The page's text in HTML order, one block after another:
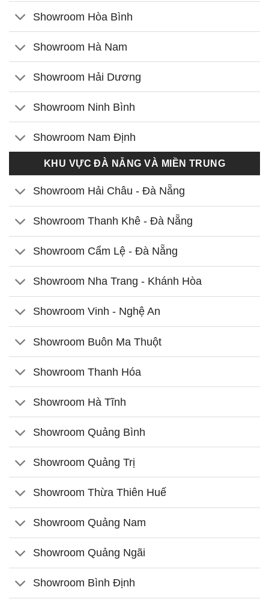
Showroom Hòa Bình
Showroom Hà Nam
Showroom Hải Dương
Showroom Ninh Bình
Showroom Nam Định
KHU VỰC ĐÀ NẴNG VÀ MIỀN TRUNG
Showroom Hải Châu - Đà Nẵng
Showroom Thanh Khê - Đà Nẵng
Showroom Cẩm Lệ - Đà Nẵng
Showroom Nha Trang - Khánh Hòa
Showroom Vinh - Nghệ An
Showroom Buôn Ma Thuột
Showroom Thanh Hóa
Showroom Hà Tĩnh
Showroom Quảng Bình
Showroom Quảng Trị
Showroom Thừa Thiên Huế
Showroom Quảng Nam
Showroom Quảng Ngãi
Showroom Bình Định